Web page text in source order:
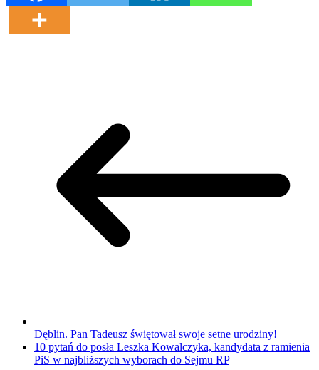
Dęblin. Pan Tadeusz świętował swoje setne urodziny!
10 pytań do posła Leszka Kowalczyka, kandydata z ramienia
PiS w najbliższych wyborach do Sejmu RP